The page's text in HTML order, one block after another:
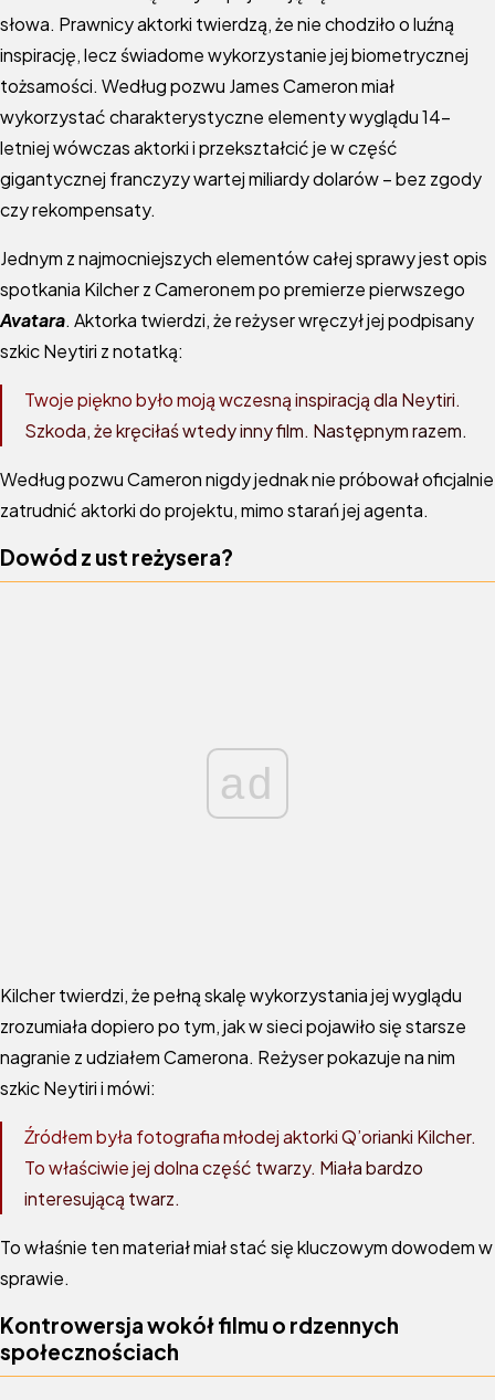
słowa. Prawnicy aktorki twierdzą, że nie chodziło o luźną
inspirację, lecz świadome wykorzystanie jej biometrycznej
tożsamości. Według pozwu James Cameron miał
wykorzystać charakterystyczne elementy wyglądu 14-
letniej wówczas aktorki i przekształcić je w część
gigantycznej franczyzy wartej miliardy dolarów – bez zgody
czy rekompensaty.
Jednym z najmocniejszych elementów całej sprawy jest opis
spotkania Kilcher z Cameronem po premierze pierwszego
Avatara. Aktorka twierdzi, że reżyser wręczył jej podpisany
szkic Neytiri z notatką:
Twoje piękno było moją wczesną inspiracją dla Neytiri.
Szkoda, że kręciłaś wtedy inny film. Następnym razem.
Według pozwu Cameron nigdy jednak nie próbował oficjalnie
zatrudnić aktorki do projektu, mimo starań jej agenta.
Dowód z ust reżysera?
ad
Kilcher twierdzi, że pełną skalę wykorzystania jej wyglądu
zrozumiała dopiero po tym, jak w sieci pojawiło się starsze
nagranie z udziałem Camerona. Reżyser pokazuje na nim
szkic Neytiri i mówi:
Źródłem była fotografia młodej aktorki Q’orianki Kilcher.
To właściwie jej dolna część twarzy. Miała bardzo
interesującą twarz.
To właśnie ten materiał miał stać się kluczowym dowodem w
sprawie.
Kontrowersja wokół filmu o rdzennych
społecznościach